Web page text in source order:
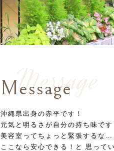
Message
Message
沖縄県出身の赤平です！
元気と明るさが自分の持ち味です
美容室ってちょっと緊張するな…
ここなら安心できる！と 思って